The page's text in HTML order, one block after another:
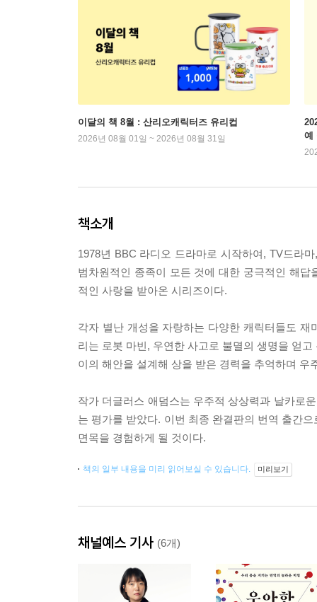
이달의 책 8월 : 산리오캐릭터즈 유리컵
2026년 08월 01일 ~ 2026년 08월 31일
예
책소개
1978년 BBC 라디오 드라마로 시작하여, TV드라
범차원적인 종족이 모든 것에 대한 궁극적인 해
적인 사랑을 받아온 시리즈이다.
각자 별난 개성을 자랑하는 다양한 캐릭터들도
리는 로봇 마빈, 우연한 사고로 불멸의 생명을 얻
이의 해안을 설계해 상을 받은 경력을 추억하며
작가 더글러스 애덤스는 우주적 상상력과 날카로
는 평가를 받았다. 이번 최종 완결판의 번역 출간
면목을 경험하게 될 것이다.
책의 일부 내용을 미리 읽어보실 수 있습니다. 미리보기
채널예스 기사 (6개)